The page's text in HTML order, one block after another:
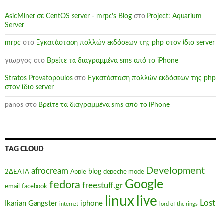
AsicMiner σε CentOS server - mrpc's Blog στο Project: Aquarium
Server
mrpc στο Εγκατάσταση πολλών εκδόσεων της php στον ίδιο server
γιωργος στο Βρείτε τα διαγραμμένα sms από το iPhone
Stratos Provatopoulos στο Εγκατάσταση πολλών εκδόσεων της php
στον ίδιο server
panos στο Βρείτε τα διαγραμμένα sms από το iPhone
TAG CLOUD
2ΔΕΛΤΑ afrocream Apple blog depeche mode Development
email facebook fedora freestuff.gr Google
Ikarian Gangster internet iphone linux live lord of the rings Lost